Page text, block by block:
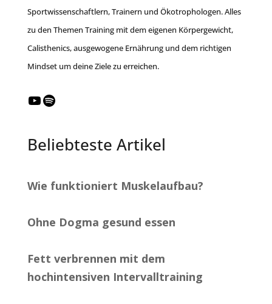
Sportwissenschaftlern, Trainern und Ökotrophologen. Alles
zu den Themen Training mit dem eigenen Körpergewicht,
Calisthenics, ausgewogene Ernährung und dem richtigen
Mindset um deine Ziele zu erreichen.
YouTube
Beliebteste Artikel
Wie funktioniert Muskelaufbau?
Ohne Dogma gesund essen
Fett verbrennen mit dem
hochintensiven Intervalltraining